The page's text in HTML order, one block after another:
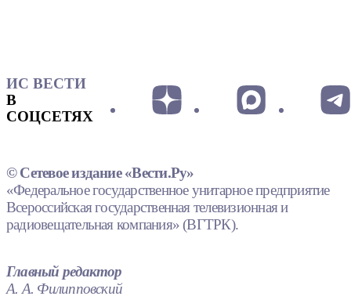
ИС ВЕСТИ
В
СОЦСЕТЯХ
© Сетевое издание «Вести.Ру»
«Федеральное государственное унитарное предприятие
Всероссийская государственная телевизионная и
радиовещательная компания» (ВГТРК).
Главный редактор
А. А. Филипповский